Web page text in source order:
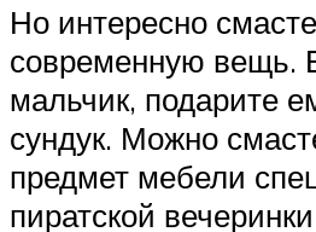
Но интересно
современную вещь.
мальчик, подарите
сундук. Можно
предмет мебели
пиратской